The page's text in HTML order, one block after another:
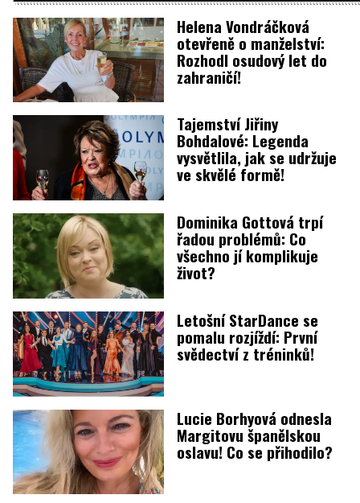
Helena Vondráčková
otevřeně o manželství:
Rozhodl osudový let do
zahraničí!
Tajemství Jiřiny
Bohdalové: Legenda
vysvětlila, jak se udržuje
ve skvělé formě!
Dominika Gottová trpí
řadou problémů: Co
všechno jí komplikuje
život?
Letošní StarDance se
pomalu rozjíždí: První
svědectví z tréninků!
Lucie Borhyová odnesla
Margitovu španělskou
oslavu! Co se přihodilo?